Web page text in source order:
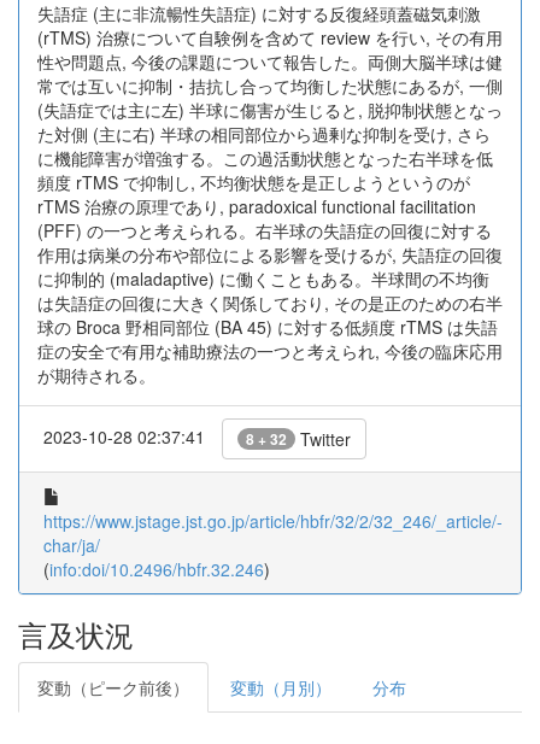
失語症 (主に非流暢性失語症) に対する反復経頭蓋磁気刺激
(rTMS) 治療について自験例を含めて review を行い, その有用
性や問題点, 今後の課題について報告した。両側大脳半球は健
常では互いに抑制・拮抗し合って均衡した状態にあるが, 一側
(失語症では主に左) 半球に傷害が生じると, 脱抑制状態となっ
た対側 (主に右) 半球の相同部位から過剰な抑制を受け, さら
に機能障害が増強する。この過活動状態となった右半球を低
頻度 rTMS で抑制し, 不均衡状態を是正しようというのが
rTMS 治療の原理であり, paradoxical functional facilitation
(PFF) の一つと考えられる。右半球の失語症の回復に対する
作用は病巣の分布や部位による影響を受けるが, 失語症の回復
に抑制的 (maladaptive) に働くこともある。半球間の不均衡
は失語症の回復に大きく関係しており, その是正のための右半
球の Broca 野相同部位 (BA 45) に対する低頻度 rTMS は失語
症の安全で有用な補助療法の一つと考えられ, 今後の臨床応用
が期待される。
2023-10-28 02:37:41 8 + 32 Twitter
https://www.jstage.jst.go.jp/article/hbfr/32/2/32_246/_article/-
char/ja/
(info:doi/10.2496/hbfr.32.246)
言及状況
変動（ピーク前後） 変動（月別） 分布